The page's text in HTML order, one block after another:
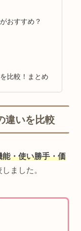
おすすめ？
比較！まとめ
違いを比較
能・使い勝手・価
ました。